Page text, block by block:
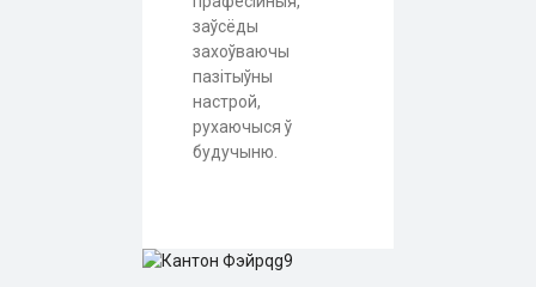
заўсёды
захоўваючы
пазітыўны
настрой,
рухаючыся ў
будучыню.